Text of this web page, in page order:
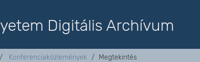
Digitális Archívum
Konferenciaközlemények Megtekintés